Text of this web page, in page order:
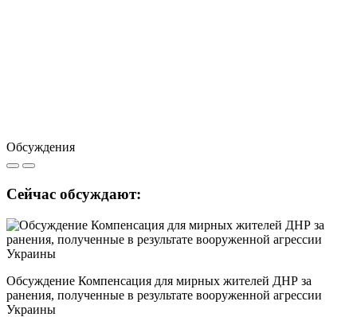
Обсуждения
Сейчас обсуждают:
Обсуждение Компенсация для мирных жителей ДНР за
ранения, полученные в результате вооруженной агрессии
Украины